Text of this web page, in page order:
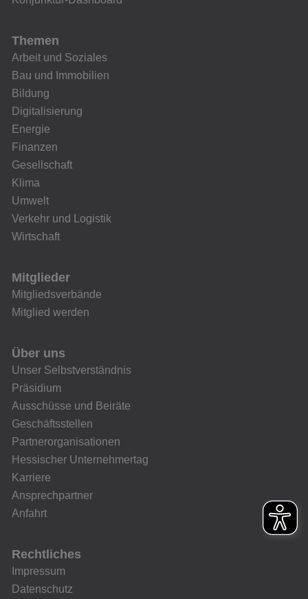
Themen
Arbeit und Soziales
Bau und Immobilien
Bildung
Digitalisierung
Energie
Finanzen
Gesellschaft
Klima
Umwelt
Verkehr und Logistik
Wirtschaft
Mitglieder
Mitgliedsverbände
Mitglied werden
Über uns
Unser Selbstverständnis
Präsidium
Ausschüsse und Beiräte
Geschäftsstellen
Partnerorganisationen
Hessischer Unternehmertag
Karriere
Ansprechpartner
Anfahrt
Rechtliches
Impressum
Datenschutz